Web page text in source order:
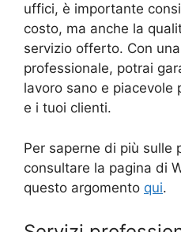
uffici, è importante
costo, ma anche la
servizio offerto. Con
professionale, potrai
lavoro sano e
e i tuoi clienti.
Per saperne di più sulle
consultare la pagina di
questo argomento qui.